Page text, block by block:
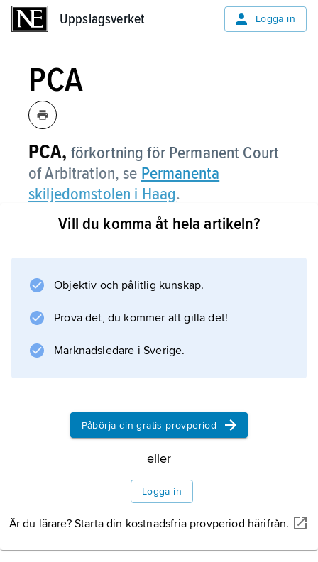
Uppslagsverket Logga in
PCA
PCA, förkortning för Permanent Court
of Arbitration, se Permanenta
skiljedomstolen i Haag.
Information om artikeln
Vill du komma åt hela artikeln?
Objektiv och pålitlig kunskap.
Prova det, du kommer att gilla det!
Marknadsledare i Sverige.
Påbörja din gratis provperiod
eller
Logga in
Är du lärare? Starta din kostnadsfria provperiod härifrån.